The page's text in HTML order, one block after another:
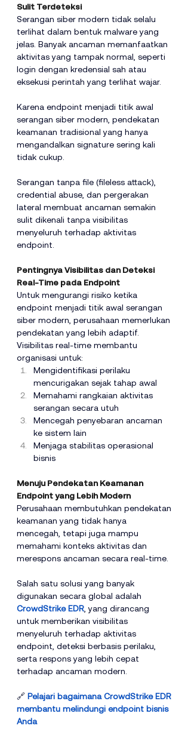
Sulit Terdeteksi
Serangan siber modern tidak selalu
terlihat dalam bentuk malware yang
jelas. Banyak ancaman memanfaatkan
aktivitas yang tampak normal, seperti
login dengan kredensial sah atau
eksekusi perintah yang terlihat wajar.
Karena endpoint menjadi titik awal
serangan siber modern, pendekatan
keamanan tradisional yang hanya
mengandalkan signature sering kali
tidak cukup.
Serangan tanpa file (fileless attack),
credential abuse, dan pergerakan
lateral membuat ancaman semakin
sulit dikenali tanpa visibilitas
menyeluruh terhadap aktivitas
endpoint.
Pentingnya Visibilitas dan Deteksi
Real-Time pada Endpoint
Untuk mengurangi risiko ketika
endpoint menjadi titik awal serangan
siber modern, perusahaan memerlukan
pendekatan yang lebih adaptif.
Visibilitas real-time membantu
organisasi untuk:
Mengidentifikasi perilaku
mencurigakan sejak tahap awal
Memahami rangkaian aktivitas
serangan secara utuh
Mencegah penyebaran ancaman
ke sistem lain
Menjaga stabilitas operasional
bisnis
Menuju Pendekatan Keamanan
Endpoint yang Lebih Modern
Perusahaan membutuhkan pendekatan
keamanan yang tidak hanya
mencegah, tetapi juga mampu
memahami konteks aktivitas dan
merespons ancaman secara real-time.
Salah satu solusi yang banyak
digunakan secara global adalah
CrowdStrike EDR , yang dirancang
untuk memberikan visibilitas
menyeluruh terhadap aktivitas
endpoint, deteksi berbasis perilaku,
serta respons yang lebih cepat
terhadap ancaman modern.
🔗 Pelajari bagaimana CrowdStrike EDR
membantu melindungi endpoint bisnis
Anda